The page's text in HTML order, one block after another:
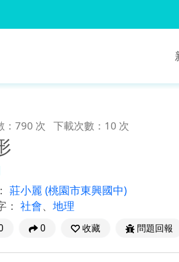
：790 次 下載次數：10 次
莊小麗 (桃園市東興國中)
： 社會、 地理
0 收藏 問題回報